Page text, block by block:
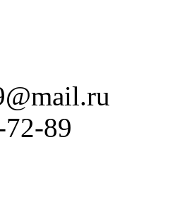
89